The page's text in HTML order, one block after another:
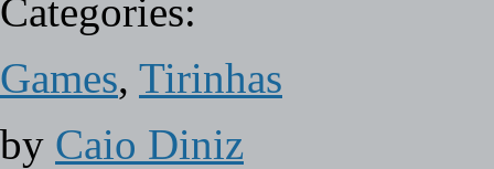
Categories:
Games, Tirinhas
by Caio Diniz